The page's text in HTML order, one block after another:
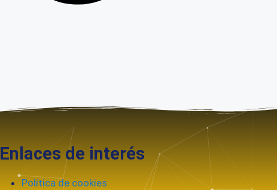
Enlaces de interés
Política de cookies